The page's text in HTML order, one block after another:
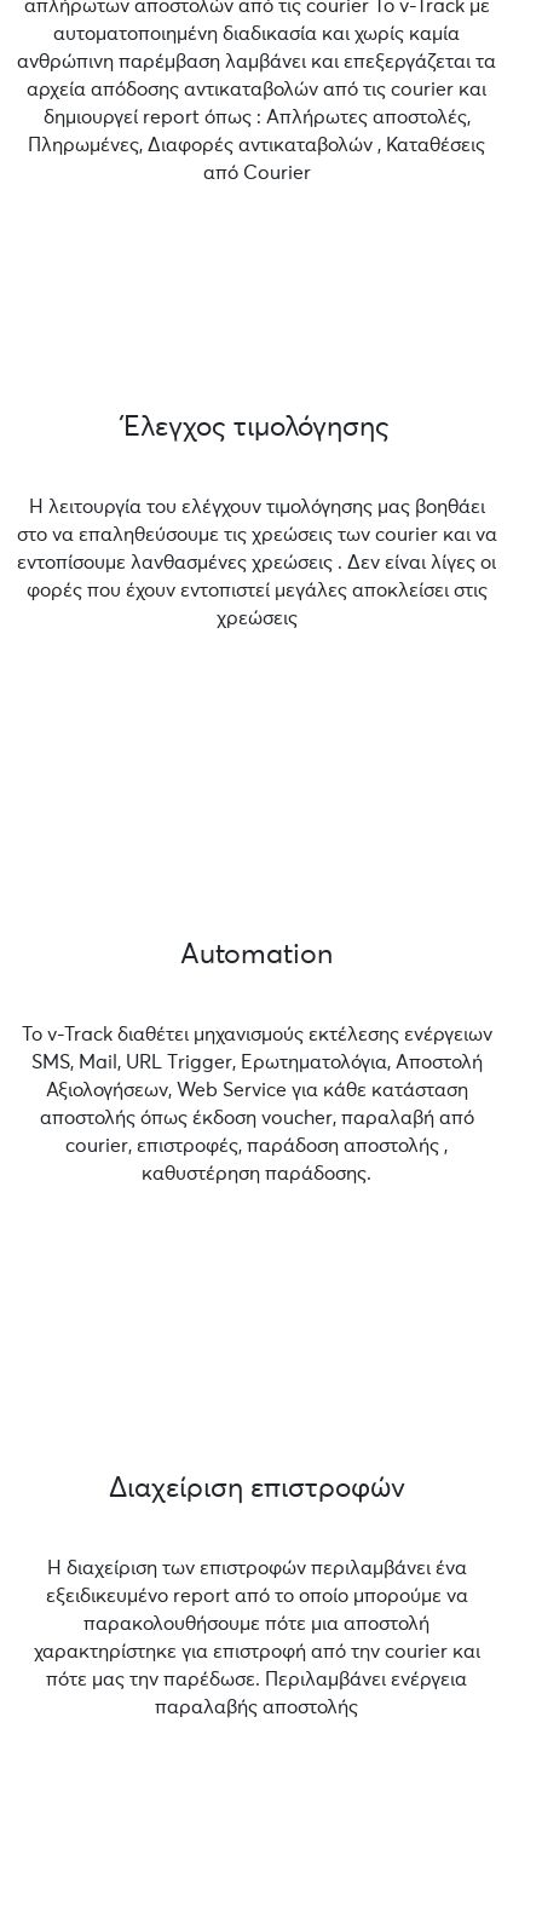
απλήρωτων αποστολών από τις courier Το v-Track με
αυτοματοποιημένη διαδικασία και χωρίς καμία
ανθρώπινη παρέμβαση λαμβάνει και επεξεργάζεται τα
αρχεία απόδοσης αντικαταβολών από τις courier και
δημιουργεί report όπως : Απλήρωτες αποστολές,
Πληρωμένες, Διαφορές αντικαταβολών , Καταθέσεις
από Courier
Έλεγχος τιμολόγησης
Η λειτουργία του ελέγχουν τιμολόγησης μας βοηθάει
στο να επαληθεύσουμε τις χρεώσεις των courier και να
εντοπίσουμε λανθασμένες χρεώσεις . Δεν είναι λίγες οι
φορές που έχουν εντοπιστεί μεγάλες αποκλείσει στις
χρεώσεις
Automation
Το v-Track διαθέτει μηχανισμούς εκτέλεσης ενέργειων
SMS, Mail, URL Τrigger, Ερωτηματολόγια, Αποστολή
Αξιολογήσεων, Web Service για κάθε κατάσταση
αποστολής όπως έκδοση voucher, παραλαβή από
courier, επιστροφές, παράδοση αποστολής ,
καθυστέρηση παράδοσης.
Διαχείριση επιστροφών
Η διαχείριση των επιστροφών περιλαμβάνει ένα
εξειδικευμένο report από το οποίο μπορούμε να
παρακολουθήσουμε πότε μια αποστολή
χαρακτηρίστηκε για επιστροφή από την courier και
πότε μας την παρέδωσε. Περιλαμβάνει ενέργεια
παραλαβής αποστολής